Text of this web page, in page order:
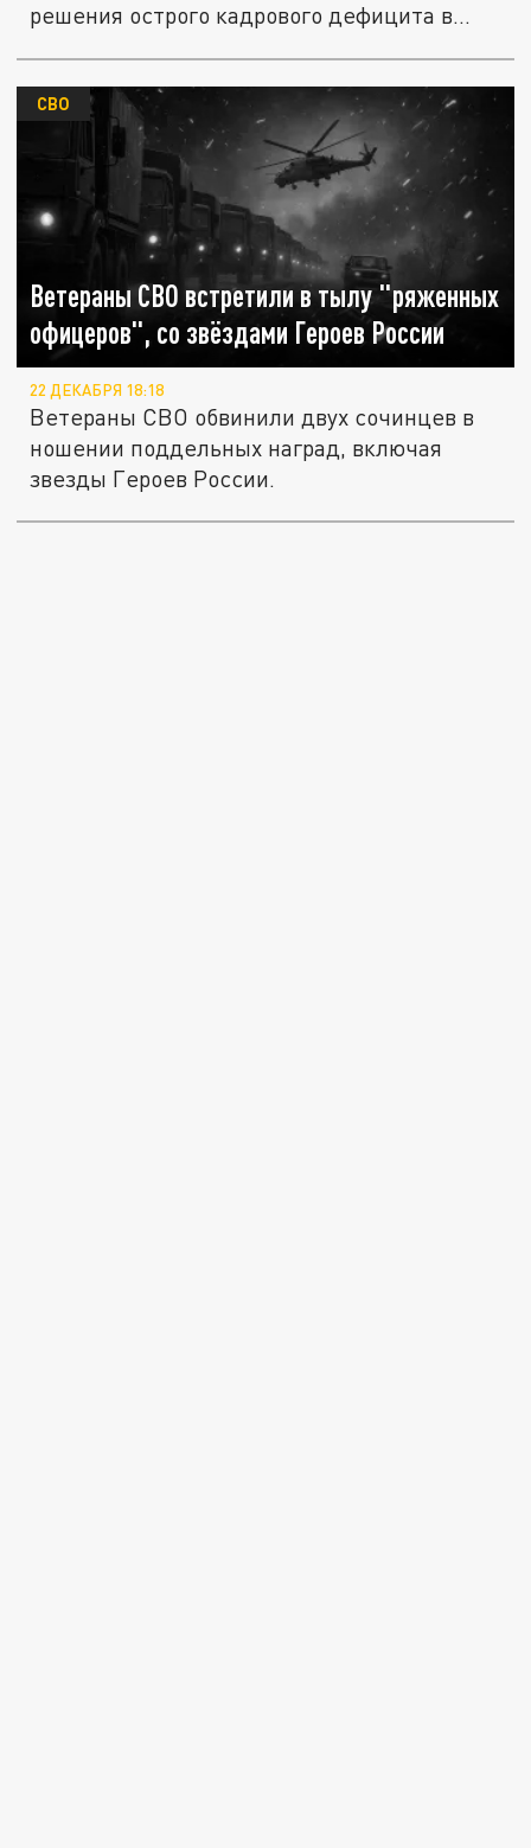
решения острого кадрового дефицита в...
Ветераны СВО встретили в тылу "ряженных
офицеров", со звёздами Героев России
СВО
22 ДЕКАБРЯ 18:18
Ветераны СВО обвинили двух сочинцев в
ношении поддельных наград, включая
звезды Героев России.